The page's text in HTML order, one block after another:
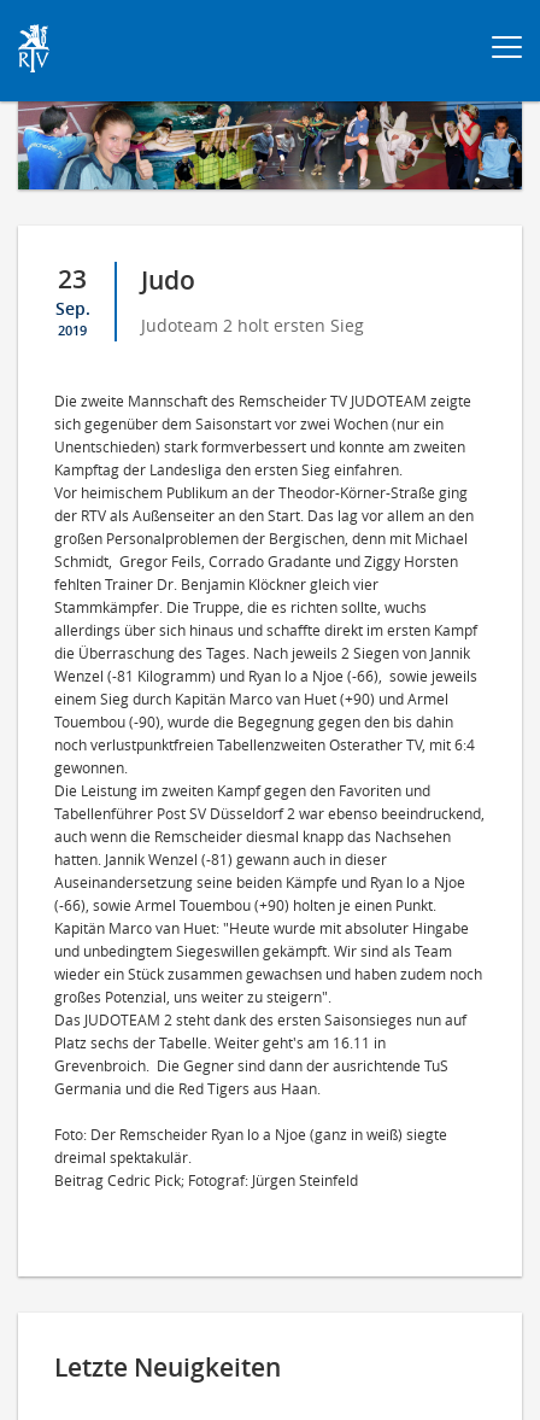
23
Sep.
2019
Judo
Judoteam 2 holt ersten Sieg
Die zweite Mannschaft des Remscheider TV JUDOTEAM zeigte
sich gegenüber dem Saisonstart vor zwei Wochen (nur ein
Unentschieden) stark formverbessert und konnte am zweiten
Kampftag der Landesliga den ersten Sieg einfahren.
Vor heimischem Publikum an der Theodor-Körner-Straße ging
der RTV als Außenseiter an den Start. Das lag vor allem an den
großen Personalproblemen der Bergischen, denn mit Michael
Schmidt, Gregor Feils, Corrado Gradante und Ziggy Horsten
fehlten Trainer Dr. Benjamin Klöckner gleich vier
Stammkämpfer. Die Truppe, die es richten sollte, wuchs
allerdings über sich hinaus und schaffte direkt im ersten Kampf
die Überraschung des Tages. Nach jeweils 2 Siegen von Jannik
Wenzel (-81 Kilogramm) und Ryan lo a Njoe (-66), sowie jeweils
einem Sieg durch Kapitän Marco van Huet (+90) und Armel
Touembou (-90), wurde die Begegnung gegen den bis dahin
noch verlustpunktfreien Tabellenzweiten Osterather TV, mit 6:4
gewonnen.
Die Leistung im zweiten Kampf gegen den Favoriten und
Tabellenführer Post SV Düsseldorf 2 war ebenso beeindruckend,
auch wenn die Remscheider diesmal knapp das Nachsehen
hatten. Jannik Wenzel (-81) gewann auch in dieser
Auseinandersetzung seine beiden Kämpfe und Ryan lo a Njoe
(-66), sowie Armel Touembou (+90) holten je einen Punkt.
Kapitän Marco van Huet: "Heute wurde mit absoluter Hingabe
und unbedingtem Siegeswillen gekämpft. Wir sind als Team
wieder ein Stück zusammen gewachsen und haben zudem noch
großes Potenzial, uns weiter zu steigern".
Das JUDOTEAM 2 steht dank des ersten Saisonsieges nun auf
Platz sechs der Tabelle. Weiter geht's am 16.11 in
Grevenbroich. Die Gegner sind dann der ausrichtende TuS
Germania und die Red Tigers aus Haan.
Foto: Der Remscheider Ryan lo a Njoe (ganz in weiß) siegte
dreimal spektakulär.
Beitrag Cedric Pick; Fotograf: Jürgen Steinfeld
Letzte Neuigkeiten